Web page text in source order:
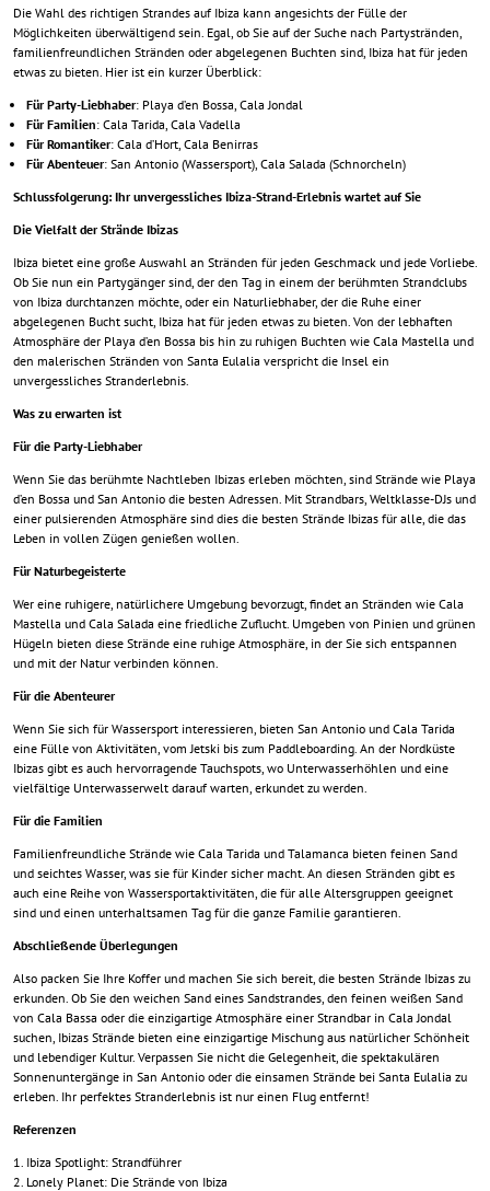
Die Wahl des richtigen Strandes auf Ibiza kann angesichts der Fülle der
Möglichkeiten überwältigend sein. Egal, ob Sie auf der Suche nach Partystränden,
familienfreundlichen Stränden oder abgelegenen Buchten sind, Ibiza hat für jeden
etwas zu bieten. Hier ist ein kurzer Überblick:
Für Party-Liebhaber: Playa d’en Bossa, Cala Jondal
Für Familien: Cala Tarida, Cala Vadella
Für Romantiker: Cala d’Hort, Cala Benirras
Für Abenteuer: San Antonio (Wassersport), Cala Salada (Schnorcheln)
Schlussfolgerung: Ihr unvergessliches Ibiza-Strand-Erlebnis wartet auf Sie
Die Vielfalt der Strände Ibizas
Ibiza bietet eine große Auswahl an Stränden für jeden Geschmack und jede Vorliebe.
Ob Sie nun ein Partygänger sind, der den Tag in einem der berühmten Strandclubs
von Ibiza durchtanzen möchte, oder ein Naturliebhaber, der die Ruhe einer
abgelegenen Bucht sucht, Ibiza hat für jeden etwas zu bieten. Von der lebhaften
Atmosphäre der Playa d’en Bossa bis hin zu ruhigen Buchten wie Cala Mastella und
den malerischen Stränden von Santa Eulalia verspricht die Insel ein
unvergessliches Stranderlebnis.
Was zu erwarten ist
Für die Party-Liebhaber
Wenn Sie das berühmte Nachtleben Ibizas erleben möchten, sind Strände wie Playa
d’en Bossa und San Antonio die besten Adressen. Mit Strandbars, Weltklasse-DJs und
einer pulsierenden Atmosphäre sind dies die besten Strände Ibizas für alle, die das
Leben in vollen Zügen genießen wollen.
Für Naturbegeisterte
Wer eine ruhigere, natürlichere Umgebung bevorzugt, findet an Stränden wie Cala
Mastella und Cala Salada eine friedliche Zuflucht. Umgeben von Pinien und grünen
Hügeln bieten diese Strände eine ruhige Atmosphäre, in der Sie sich entspannen
und mit der Natur verbinden können.
Für die Abenteurer
Wenn Sie sich für Wassersport interessieren, bieten San Antonio und Cala Tarida
eine Fülle von Aktivitäten, vom Jetski bis zum Paddleboarding. An der Nordküste
Ibizas gibt es auch hervorragende Tauchspots, wo Unterwasserhöhlen und eine
vielfältige Unterwasserwelt darauf warten, erkundet zu werden.
Für die Familien
Familienfreundliche Strände wie Cala Tarida und Talamanca bieten feinen Sand
und seichtes Wasser, was sie für Kinder sicher macht. An diesen Stränden gibt es
auch eine Reihe von Wassersportaktivitäten, die für alle Altersgruppen geeignet
sind und einen unterhaltsamen Tag für die ganze Familie garantieren.
Abschließende Überlegungen
Also packen Sie Ihre Koffer und machen Sie sich bereit, die besten Strände Ibizas zu
erkunden. Ob Sie den weichen Sand eines Sandstrandes, den feinen weißen Sand
von Cala Bassa oder die einzigartige Atmosphäre einer Strandbar in Cala Jondal
suchen, Ibizas Strände bieten eine einzigartige Mischung aus natürlicher Schönheit
und lebendiger Kultur. Verpassen Sie nicht die Gelegenheit, die spektakulären
Sonnenuntergänge in San Antonio oder die einsamen Strände bei Santa Eulalia zu
erleben. Ihr perfektes Stranderlebnis ist nur einen Flug entfernt!
Referenzen
Ibiza Spotlight: Strandführer
Lonely Planet: Die Strände von Ibiza